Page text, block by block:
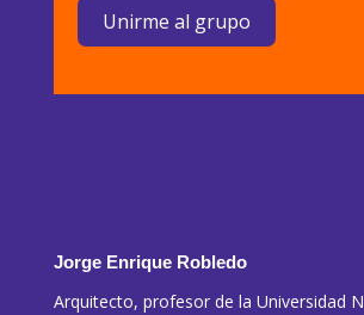
Unirme al grupo
Jorge Enrique Robledo
Arquitecto, profesor de la Universidad